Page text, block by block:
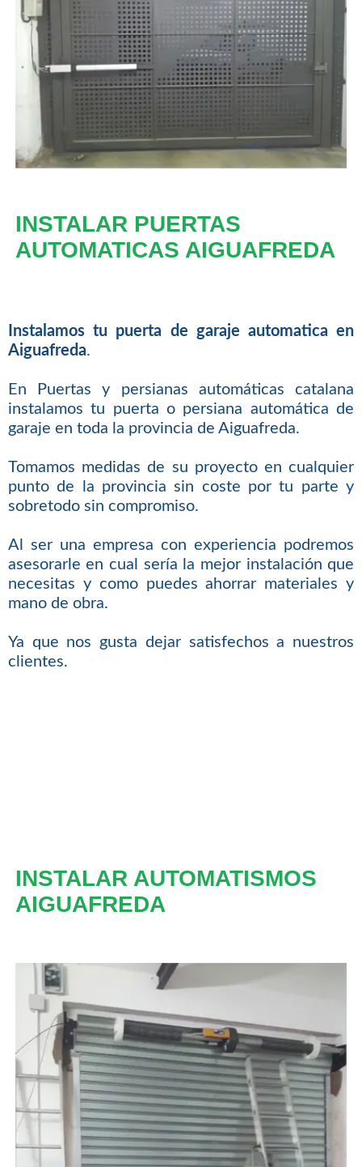
INSTALAR PUERTAS
AUTOMATICAS AIGUAFREDA
Instalamos tu puerta de garaje automatica en
Aiguafreda.
En Puertas y persianas automáticas catalana
instalamos tu puerta o persiana automática de
garaje en toda la provincia de Aiguafreda.
Tomamos medidas de su proyecto en cualquier
punto de la provincia sin coste por tu parte y
sobretodo sin compromiso.
Al ser una empresa con experiencia podremos
asesorarle en cual sería la mejor instalación que
necesitas y como puedes ahorrar materiales y
mano de obra.
Ya que nos gusta dejar satisfechos a nuestros
clientes.
INSTALAR AUTOMATISMOS
AIGUAFREDA